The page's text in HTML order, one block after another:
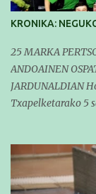
KRONIKA:
25 MARKA
ANDOAINEN
JARDUNALDIAN
Txapelketarako 5
hartzen. Bertan
hasera ona eman
honetan